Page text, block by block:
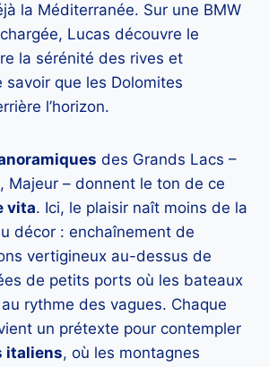
la Méditerranée. Sur une BMW
Lucas découvre le
la sérénité des rives et
savoir que les Dolomites
l’horizon.
des Grands Lacs –
Majeur – donnent le ton de ce
vita. Ici, le plaisir naît moins de la
décor : enchaînement de
vertigineux au-dessus de
de petits ports où les bateaux
rythme des vagues. Chaque
un prétexte pour contempler
italiens, où les montagnes